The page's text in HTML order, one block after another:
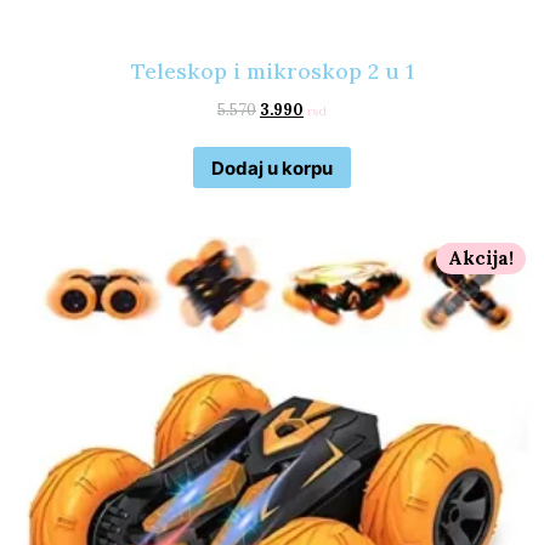
Teleskop i mikroskop 2 u 1
5.570 3.990 rsd
Dodaj u korpu
Akcija!